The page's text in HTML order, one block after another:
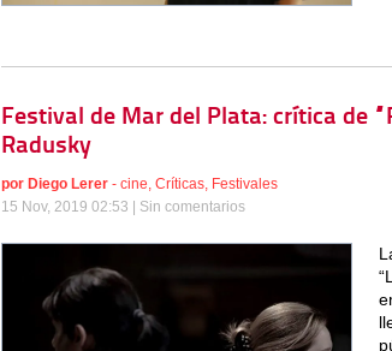
Festival de Mar del Plata: crítica de
Radusky
por Diego Lerer - cine, Críticas, Festivales
15 Nov, 2019 02:53 | Sin comentarios